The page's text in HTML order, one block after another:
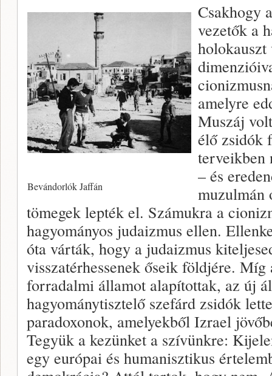
Bevándorlók Jaffán
Csakhogy
vezetők a
amelyre
Muszáj
élő zsidók
terveikben
– és
muzulmán
tömegek lepték el. Számukra a
hagyományos judaizmus ellen.
óta várták, hogy a judaizmus
visszatérhessenek őseik földjére.
forradalmi államot alapítottak, az új
hagyománytisztelő szefárd zsidók
paradoxonok, amelyekből Izrael
Tegyük a kezünket a szívünkre:
egy európai és humanisztikus